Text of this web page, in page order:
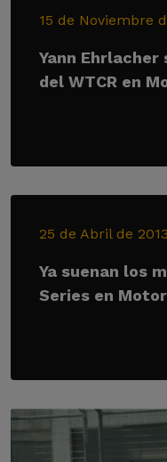
15 de Noviembre
Yann
del WTCR en
25 de Abril de 2013
Ya suenan los
Series en